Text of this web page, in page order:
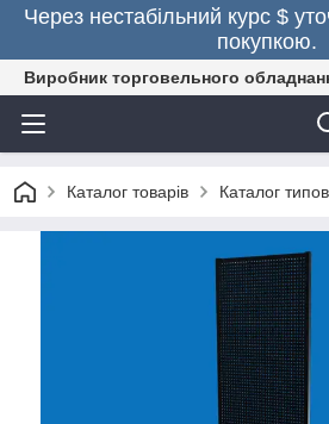
Через нестабільний курс $
покупкою.
Виробник торговельного
Каталог товарів Каталог